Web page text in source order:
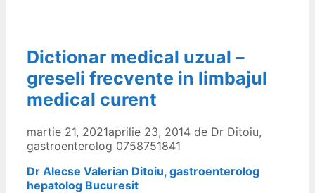
Dictionar medical uzual –
greseli frecvente in limbajul
medical curent
martie 21, 2021aprilie 23, 2014 de Dr Ditoiu,
gastroenterolog 0758751841
Dr Alecse Valerian Ditoiu, gastroenterolog
hepatolog Bucuresit